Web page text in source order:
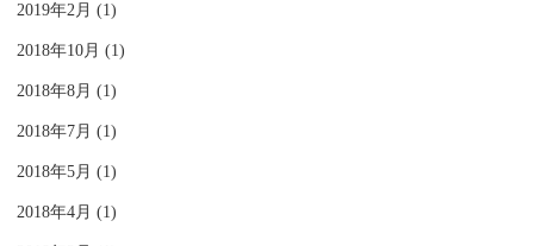
2019年2月 (1)
2018年10月 (1)
2018年8月 (1)
2018年7月 (1)
2018年5月 (1)
2018年4月 (1)